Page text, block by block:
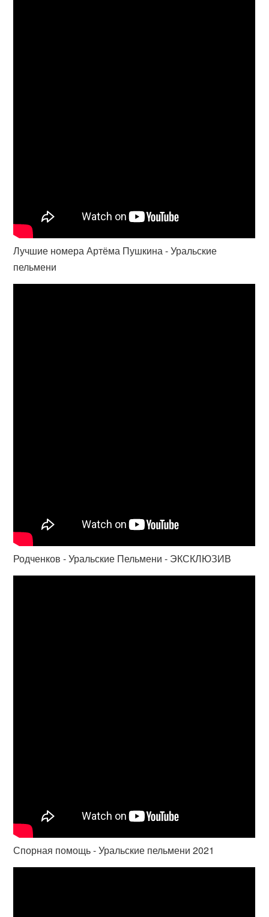
Лучшие номера Артёма Пушкина - Уральские
пельмени
Родченков - Уральские Пельмени - ЭКСКЛЮЗИВ
Спорная помощь - Уральские пельмени 2021